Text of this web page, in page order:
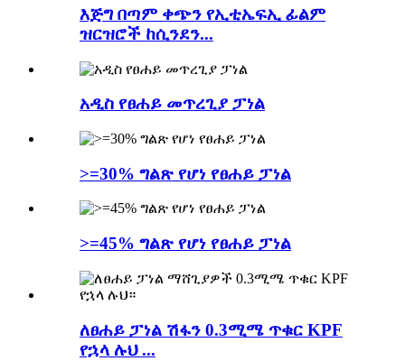
እጅግ በጣም ቀጭን የኢቲኤፍኢ ፊልም
ዝርዝሮች ከሲንደን...
አዲስ የፀሐይ መጥረጊያ ፓነል
>=30% ግልጽ የሆነ የፀሐይ ፓነል
>=45% ግልጽ የሆነ የፀሐይ ፓነል
ለፀሐይ ፓነል ሽፋን 0.3ሚሜ ጥቁር KPF
የኋላ ሉህ ...